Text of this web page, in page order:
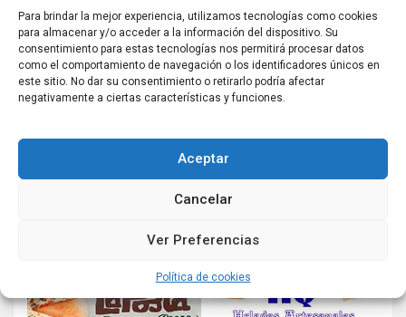
Para brindar la mejor experiencia, utilizamos tecnologías como cookies
para almacenar y/o acceder a la información del dispositivo. Su
consentimiento para estas tecnologías nos permitirá procesar datos
como el comportamiento de navegación o los identificadores únicos en
este sitio. No dar su consentimiento o retirarlo podría afectar
negativamente a ciertas características y funciones.
Aceptar
Cancelar
Ver Preferencias
Política de cookies